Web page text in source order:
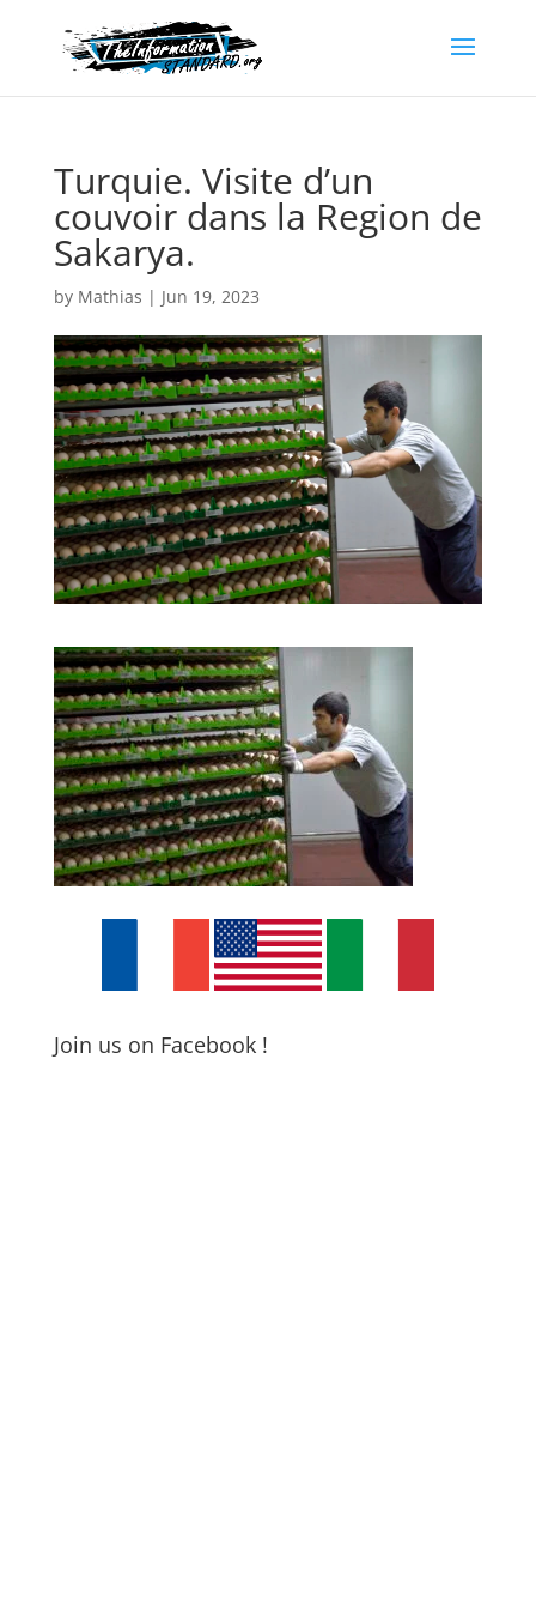
Turquie. Visite d’un
couvoir dans la Region de
Sakarya.
by Mathias | Jun 19, 2023
Join us on Facebook !